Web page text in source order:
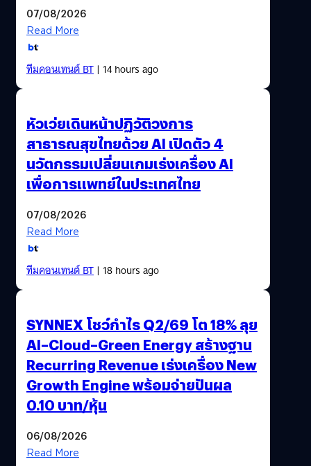
07/08/2026
Read More
ทีมคอนเทนต์ BT| 14 hours ago
หัวเว่ยเดินหน้าปฏิวัติวงการ
สาธารณสุขไทยด้วย AI เปิดตัว 4
นวัตกรรมเปลี่ยนเกมเร่งเครื่อง AI
เพื่อการแพทย์ในประเทศไทย
07/08/2026
Read More
ทีมคอนเทนต์ BT| 18 hours ago
SYNNEX โชว์กำไร Q2/69 โต 18% ลุย
AI–Cloud–Green Energy สร้างฐาน
Recurring Revenue เร่งเครื่อง New
Growth Engine พร้อมจ่ายปันผล
0.10 บาท/หุ้น
06/08/2026
Read More